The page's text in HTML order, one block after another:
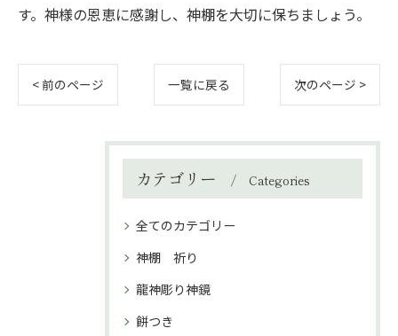
す。神様の恩恵に感謝し、神棚を大切に保ちましょう。
< 前のページ 一覧に戻る 次のページ >
カテゴリー Categories
全てのカテゴリー
神棚 祈り
龍神彫り神鏡
餅つき